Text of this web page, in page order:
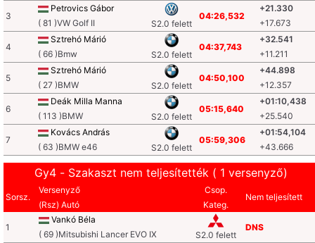
3
Petrovics Gábor
( 81 )VW Golf II
S2.0 felett
04:26,532
+21.330
+17.673
4
Sztrehó Márió
( 66 )Bmw
S2.0 felett
04:37,743
+32.541
+11.211
5
Sztrehó Márió
( 27 )BMW
S2.0 felett
04:50,100
+44.898
+12.357
6
Deák Milla Manna
( 113 )BMW
S2.0 felett
05:15,640
+01:10,438
+25.540
7
Kovács András
( 63 )BMW e46
S2.0 felett
05:59,306
+01:54,104
+43.666
Gy4 - Szakaszt nem teljesítették ( 1 versenyző)
Sorsz.
Versenyző
(Rsz) Autó
Csop.
Kateg.
Nem teljesített
1
Vankó Béla
( 69 )Mitsubishi Lancer EVO IX
S2.0 felett
DNS